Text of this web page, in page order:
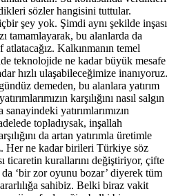
sözler hangisini tuttular.
şey yok. Şimdi aynı şekilde inşası
tamamlayarak, bu alanlarda da
atlatacağız. Kalkınmanın temel
teknolojide ne kadar büyük mesafe
hızlı ulaşabileceğimize inanıyoruz.
demeden, bu alanlara yatırım
karşılığını nasıl salgın
yatırımlarımızın
topladıysak, inşallah
da artan yatırımla üretimle
Her ne kadar birileri Türkiye söz
ticaretin kurallarını değiştiriyor, çifte
da ‘bir zor oyunu bozar’ diyerek tüm
sahibiz. Belki biraz vakit